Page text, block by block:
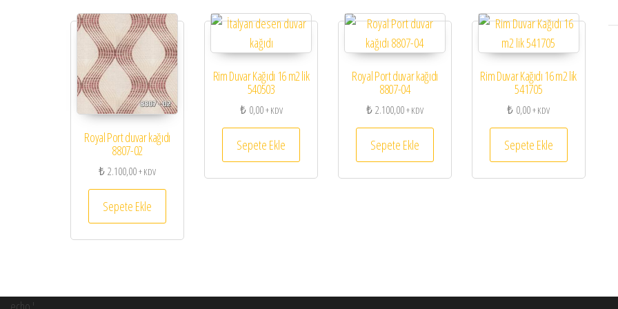
Royal Port duvar kağıdı
8807-02
₺2.100,00+ KDV
Sepete Ekle
Rim Duvar Kağıdı 16 m2 lik
540503
₺0,00+ KDV
Sepete Ekle
Royal Port duvar kağıdı
8807-04
₺2.100,00+ KDV
Sepete Ekle
Rim Duvar Kağıdı 16 m2 lik
541705
₺ 0,00+ KDV
Sepete Ekle